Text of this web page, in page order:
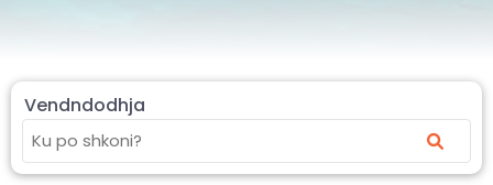
Vendndodhja